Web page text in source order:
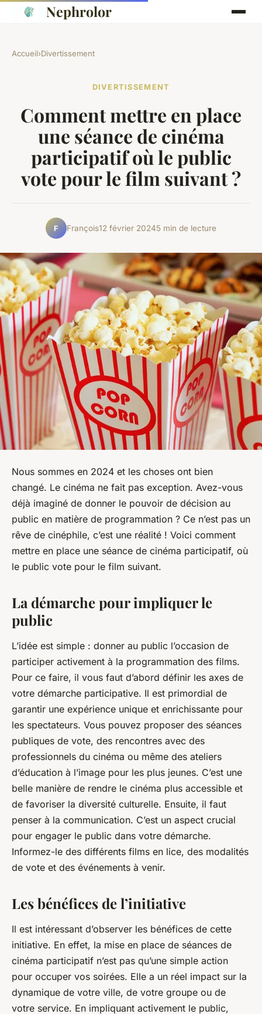
Nephrolor
Accueil›Divertissement
DIVERTISSEMENT
Comment mettre en place
une séance de cinéma
participatif où le public
vote pour le film suivant ?
F François12 février 20245 min de lecture
Nous sommes en 2024 et les choses ont bien
changé. Le cinéma ne fait pas exception. Avez-vous
déjà imaginé de donner le pouvoir de décision au
public en matière de programmation ? Ce n’est pas un
rêve de cinéphile, c’est une réalité ! Voici comment
mettre en place une séance de cinéma participatif, où
le public vote pour le film suivant.
La démarche pour impliquer le
public
L’idée est simple : donner au public l’occasion de
participer activement à la programmation des films.
Pour ce faire, il vous faut d’abord définir les axes de
votre démarche participative. Il est primordial de
garantir une expérience unique et enrichissante pour
les spectateurs. Vous pouvez proposer des séances
publiques de vote, des rencontres avec des
professionnels du cinéma ou même des ateliers
d’éducation à l’image pour les plus jeunes. C’est une
belle manière de rendre le cinéma plus accessible et
de favoriser la diversité culturelle. Ensuite, il faut
penser à la communication. C’est un aspect crucial
pour engager le public dans votre démarche.
Informez-le des différents films en lice, des modalités
de vote et des événements à venir.
Les bénéfices de l’initiative
Il est intéressant d’observer les bénéfices de cette
initiative. En effet, la mise en place de séances de
cinéma participatif n’est pas qu’une simple action
pour occuper vos soirées. Elle a un réel impact sur la
dynamique de votre ville, de votre groupe ou de
votre service. En impliquant activement le public,